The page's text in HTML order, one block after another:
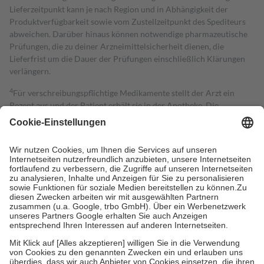
Lieferzeitpunkt kann je nach Region und in Abhängigkeit der
Produktverfügbarkeit sowie vom Zustellzeitpunkt des Spediteurs
abweichen. Darüber hinaus können notwendige pharmazeutische
Prüfungen, die zu deiner Arzneimittelsicherheit dienen, die
Lieferfrist um die Dauer der Prüfungen einschließlich Klärungen
verlängern.
4Für verschreibungspflichtige Medikamente stellt der Arzt ein
Rezept aus und der Patient erhält sie in der Apotheke. Die
gesetzliche Krankenversicherung übernimmt in der Regel die
Kosten dafür, der Versicherte trägt einen Teil davon als Zuzahlung
Grundsätzlich leisten Mitglieder Zuzahlungen in Höhe von zehn
Prozent des Abgabepreises,mindestens jedochfünf Euround
höchstens zehn Euro.Es sind jedoch nie mehr als die tatsächlichen
Kosten der Leistung zu entrichten.
Diese Regeln gelten grundsätzlich auch für Online-Apotheken.
Bei Heilmitteln und häuslicher Krankenpflege beträgt die
Zuzahlung zehn Prozent der Kosten sowie zehn Euro je
Verordnung.
Um das Engagement der Versicherten für ihre eigene Gesundheit zu